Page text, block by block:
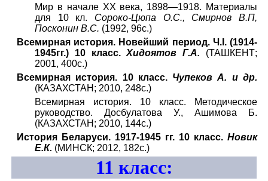
Мир в начале XX века, 1898—1918. Материалы
для 10 кл. Сороко-Цюпа О.С., Смирнов В.П,
Посконин В.С. (1992, 96с.)
Всемирная история. Новейший период. Ч.I. (1914-
1945гг.) 10 класс.Хидоятов Г.А. (ТАШКЕНТ;
2001, 400с.)
Всемирная история. 10 класс. Чупеков А. и др.
(КАЗАХСТАН; 2010, 248с.)
Всемирная история. 10 класс. Методическое
руководство. Досбулатова У., Ашимова Б.
(КАЗАХСТАН; 2010, 144с.)
История Беларуси. 1917-1945 гг. 10 класс. Новик
Е.К. (МИНСК; 2012, 182с.)
11 класс: